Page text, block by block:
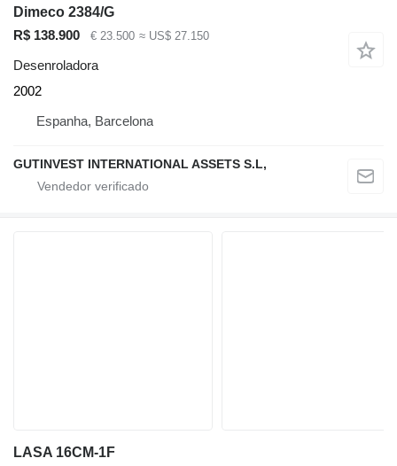
Dimeco 2384/G
R$ 138.900
€ 23.500 ≈ US$ 27.150
Desenroladora
2002
Espanha, Barcelona
GUTINVEST INTERNATIONAL ASSETS S.L,
LASA 16CM-1F